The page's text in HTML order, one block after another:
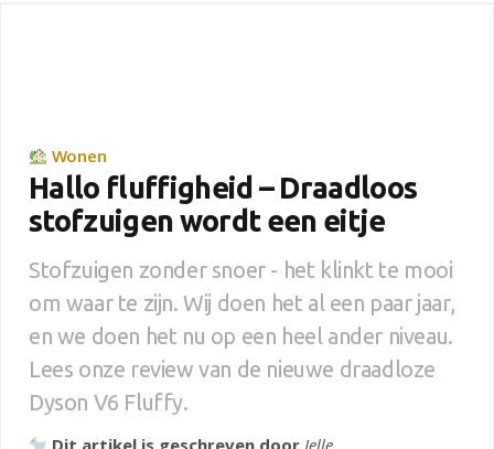
Wonen
Hallo fluffigheid – Draadloos
stofzuigen wordt een eitje
Stofzuigen zonder snoer - het klinkt te mooi
om waar te zijn. Wij doen het al een paar jaar,
en we doen het nu op een heel ander niveau.
Lees onze review van de nieuwe draadloze
Dyson V6 Fluffy.
Dit artikel is geschreven door Jelle.